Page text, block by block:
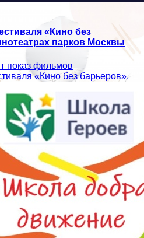
«Кино без
парков Москвы
показ фильмов
«Кино без барьеров».